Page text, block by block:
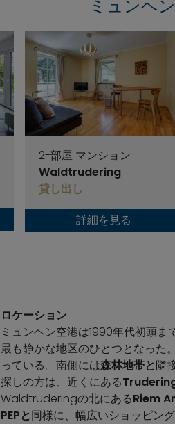
ミュンヘ
2-部屋 マンション
Waldtrudering
貸し出し
詳細を見る
ロケーション
ミュンヘン空港は1990年代初頭
最も静かな地区のひとつとなっ
っている。南側には森林地帯と隣
探しの方は、近くにある
Waldtruderingの北にあるRiem
PEPと同様に、幅広いショッピン